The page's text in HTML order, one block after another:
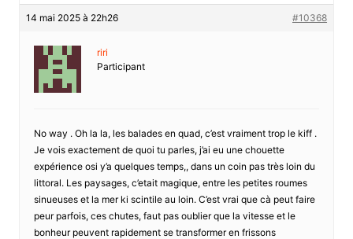
14 mai 2025 à 22h26 #10368
riri
Participant
No way . Oh la la, les balades en quad, c’est vraiment trop le kiff .
Je vois exactement de quoi tu parles, j’ai eu une chouette
expérience osi y’a quelques temps,, dans un coin pas très loin du
littoral. Les paysages, c’etait magique, entre les petites roumes
sinueuses et la mer ki scintile au loin. C’est vrai que cà peut faire
peur parfois, ces chutes, faut pas oublier que la vitesse et le
bonheur peuvent rapidement se transformer en frissons